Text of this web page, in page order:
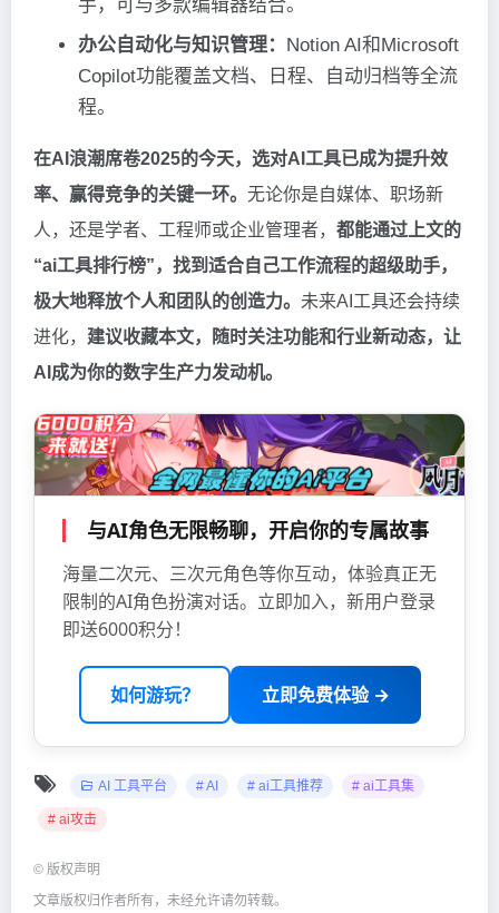
手，可与多款编辑器结合。
办公自动化与知识管理：
Notion AI和Microsoft
Copilot功能覆盖文档、日程、自动归档等全流
程。
在AI浪潮席卷2025的今天，选对AI工具已成为提升效
率、赢得竞争的关键一环。 无论你是自媒体、职场新
人，还是学者、工程师或企业管理者， 都能通过上文的
“ai工具排行榜”，找到适合自己工作流程的超级助手，
极大地释放个人和团队的创造力。 未来AI工具还会持续
进化， 建议收藏本文，随时关注功能和行业新动态，让
AI成为你的数字生产力发动机。
与AI角色无限畅聊，开启你的专属故事
海量二次元、三次元角色等你互动，体验真正无
限制的AI角色扮演对话。立即加入，新用户登录
即送6000积分！
如何游玩？ 立即免费体验 →
AI 工具平台 # AI # ai工具推荐 # ai工具集
# ai攻击
© 版权声明
文章版权归作者所有，未经允许请勿转载。